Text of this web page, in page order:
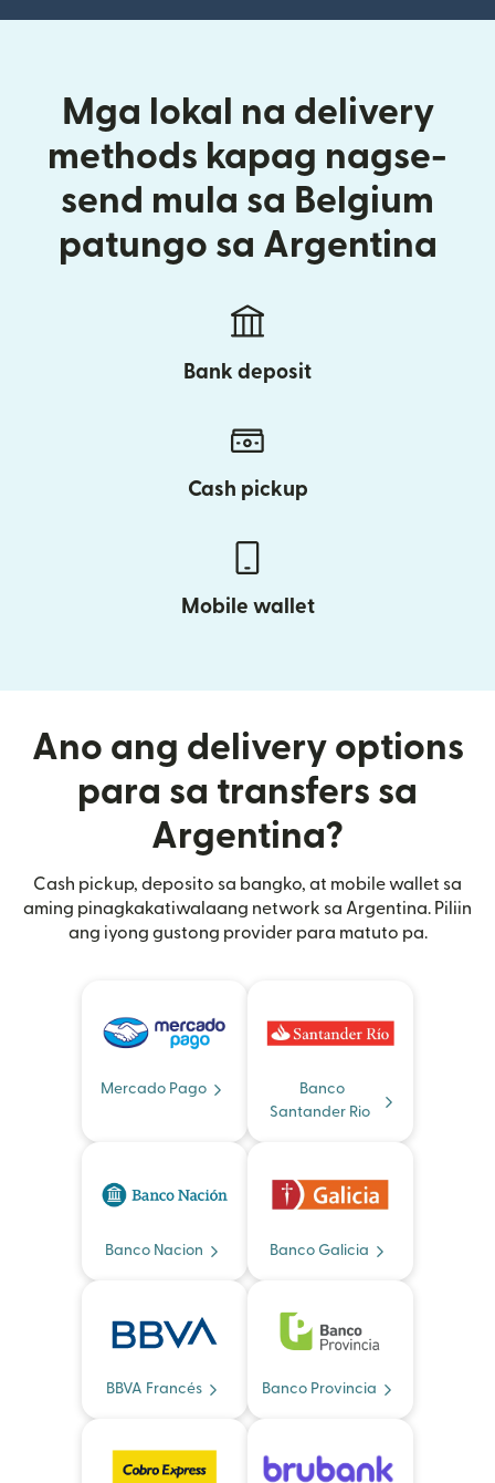
Mga lokal na delivery
methods kapag nagse-
send mula sa Belgium
patungo sa Argentina
Bank deposit
Cash pickup
Mobile wallet
Ano ang delivery options
para sa transfers sa
Argentina?
Cash pickup, deposito sa bangko, at mobile wallet sa
aming pinagkakatiwalaang network sa Argentina. Piliin
ang iyong gustong provider para matuto pa.
Mercado Pago
Banco
Santander Rio
Banco Nacion Banco Galicia
BBVA Francés Banco Provincia